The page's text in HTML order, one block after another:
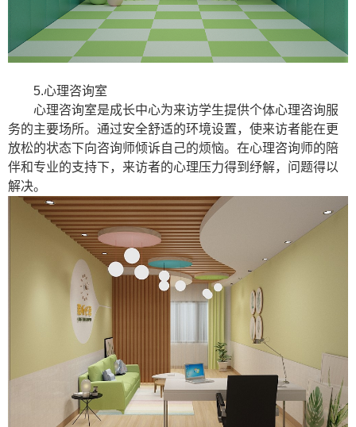
5.心理咨询室
心理咨询室是成长中心为来访学生提供个体心理咨询服
务的主要场所。通过安全舒适的环境设置，使来访者能在更
放松的状态下向咨询师倾诉自己的烦恼。在心理咨询师的陪
伴和专业的支持下，来访者的心理压力得到纾解，问题得以
解决。